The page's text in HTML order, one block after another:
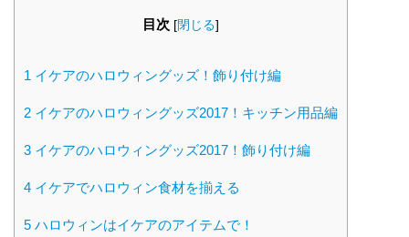
目次 [閉じる]
1 イケアのハロウィングッズ！飾り付け編
2 イケアのハロウィングッズ2017！キッチン用品編
3 イケアのハロウィングッズ2017！飾り付け編
4 イケアでハロウィン食材を揃える
5 ハロウィンはイケアのアイテムで！